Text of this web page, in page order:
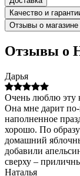
Качество и
Отзывы о магазине
Отзывы о
Дарья
Очень люблю эту
Она мне дарит
наполненное
хорошо. По
домашний
добавили
сверху –
Наталья